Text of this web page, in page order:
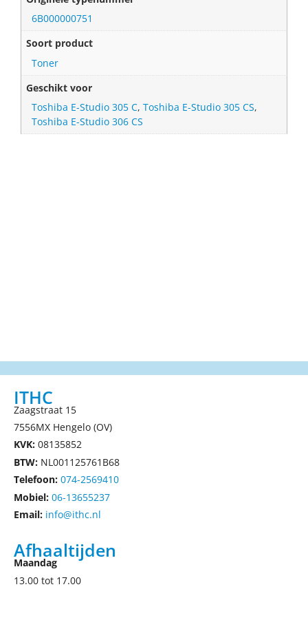
6B000000751
Soort product
Toner
Geschikt voor
Toshiba E-Studio 305 C,Toshiba E-Studio 305 CS,
Toshiba E-Studio 306 CS
ITHC
Zaagstraat 15
7556MX Hengelo (OV)
KVK: 08135852
BTW: NL001125761B68
Telefoon: 074-2569410
Mobiel: 06-13655237
Email: info@ithc.nl
Afhaaltijden
Maandag
13.00 tot 17.00